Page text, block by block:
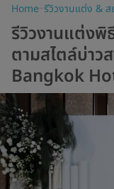
Home–รีวิวงานแต่ง &
รีวิวงานแต่งพิ
ตามสไตล์บ่าว
Bangkok